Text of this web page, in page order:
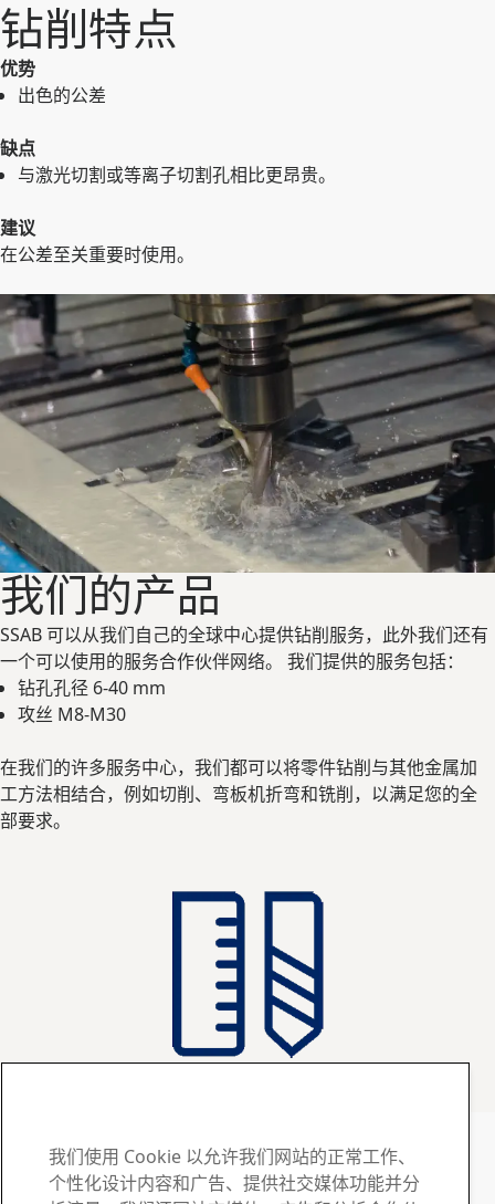
钻削特点
优势
出色的公差
缺点
与激光切割或等离子切割孔相比更昂贵。
建议
在公差至关重要时使用。
我们的产品
SSAB 可以从我们自己的全球中心提供钻削服务，此外我们还有
一个可以使用的服务合作伙伴网络。 我们提供的服务包括：
钻孔孔径 6-40 mm
攻丝 M8-M30
在我们的许多服务中心，我们都可以将零件钻削与其他金属加
工方法相结合，例如切削、弯板机折弯和铣削，以满足您的全
部要求。
如有任何问题或疑问 , 请
我们使用 Cookie 以允许我们网站的正常工作、
个性化设计内容和广告、提供社交媒体功能并分